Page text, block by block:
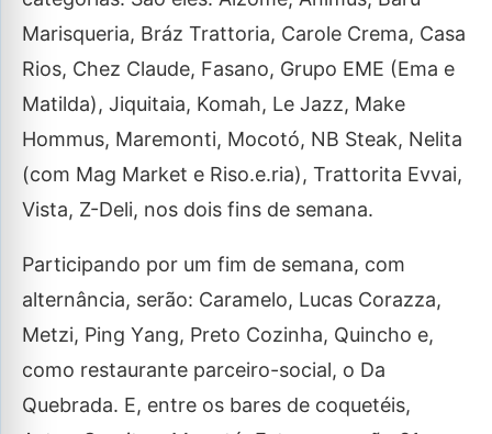
Marisqueria, Bráz Trattoria, Carole Crema, Casa
Rios, Chez Claude, Fasano, Grupo EME (Ema e
Matilda), Jiquitaia, Komah, Le Jazz, Make
Hommus, Maremonti, Mocotó, NB Steak, Nelita
(com Mag Market e Riso.e.ria), Trattorita Evvai,
Vista, Z-Deli, nos dois fins de semana.
Participando por um fim de semana, com
alternância, serão: Caramelo, Lucas Corazza,
Metzi, Ping Yang, Preto Cozinha, Quincho e,
como restaurante parceiro-social, o Da
Quebrada. E, entre os bares de coquetéis,